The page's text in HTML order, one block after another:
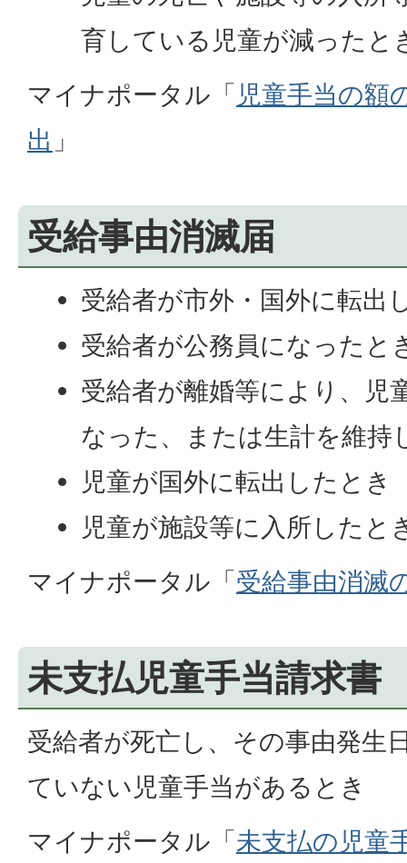
育している児童が減ったと
マイナポータル「 児童手当の額
出 」
受給事由消滅届
受給者が市外・国外に転出
受給者が公務員になったと
受給者が離婚等により、児
なった、または生計を維持
児童が国外に転出したとき
児童が施設等に入所したと
マイナポータル「受給事由消滅
未支払児童手当請求書
受給者が死亡し、その事由発生
ていない児童手当があるとき
マイナポータル「未支払の児童